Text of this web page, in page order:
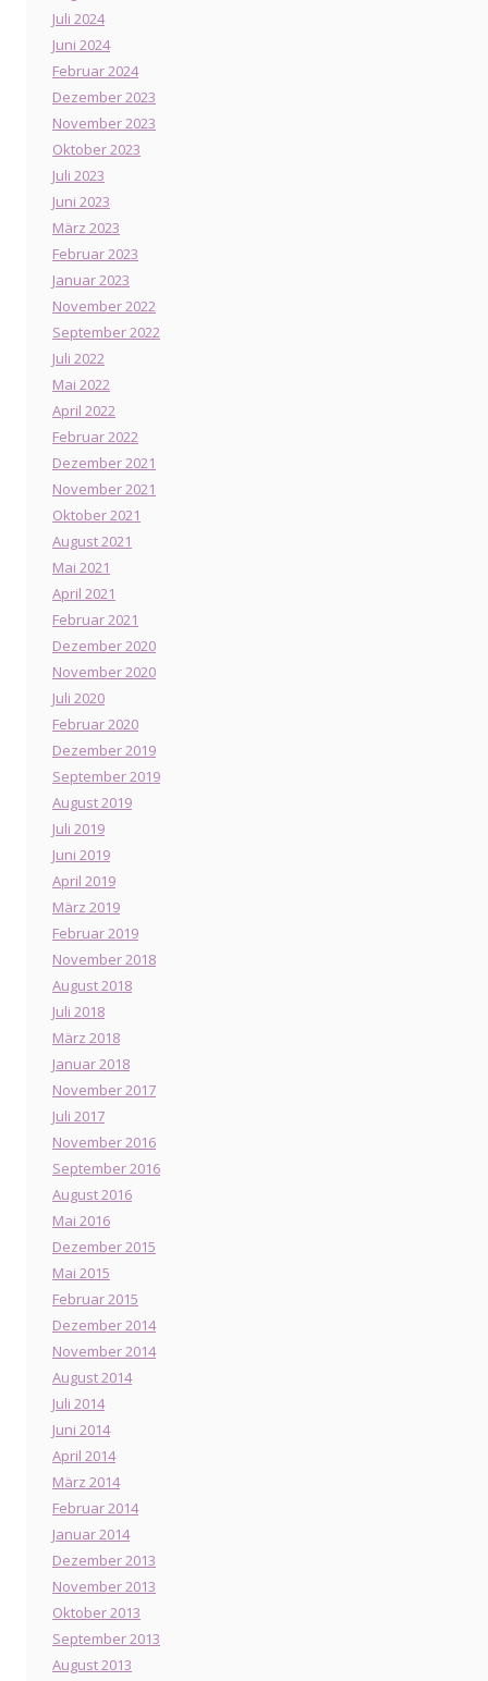
Juli 2024
Juni 2024
Februar 2024
Dezember 2023
November 2023
Oktober 2023
Juli 2023
Juni 2023
März 2023
Februar 2023
Januar 2023
November 2022
September 2022
Juli 2022
Mai 2022
April 2022
Februar 2022
Dezember 2021
November 2021
Oktober 2021
August 2021
Mai 2021
April 2021
Februar 2021
Dezember 2020
November 2020
Juli 2020
Februar 2020
Dezember 2019
September 2019
August 2019
Juli 2019
Juni 2019
April 2019
März 2019
Februar 2019
November 2018
August 2018
Juli 2018
März 2018
Januar 2018
November 2017
Juli 2017
November 2016
September 2016
August 2016
Mai 2016
Dezember 2015
Mai 2015
Februar 2015
Dezember 2014
November 2014
August 2014
Juli 2014
Juni 2014
April 2014
März 2014
Februar 2014
Januar 2014
Dezember 2013
November 2013
Oktober 2013
September 2013
August 2013